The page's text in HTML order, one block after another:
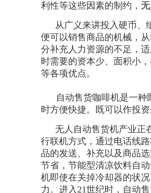
利性等这些因素的制约，
从广义来讲投入硬币、
便可以销售商品的机械，
分补充人力资源的不足，
时需要的资本少、面积小
等各项优点。
自动售货咖啡机是一
时方便快捷。既可以作投
无人自动售货机产业正
行联机方式，通过电话线
品的发送、补充以及商品
节省，节能型清凉饮料自
机即使在关掉冷却器的状
力。进入21世纪时，自动